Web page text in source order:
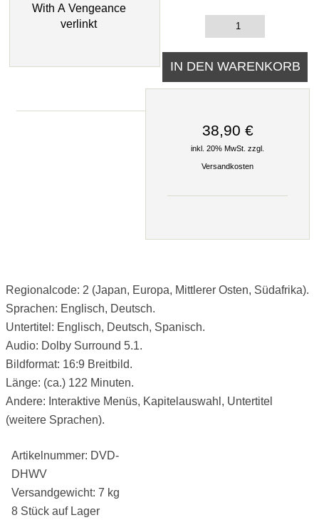
38,90 €
inkl. 20% MwSt. zzgl.
Versandkosten
Regionalcode: 2 (Japan, Europa, Mittlerer Osten, Südafrika).
Sprachen: Englisch, Deutsch.
Untertitel: Englisch, Deutsch, Spanisch.
Audio: Dolby Surround 5.1.
Bildformat: 16:9 Breitbild.
Länge: (ca.) 122 Minuten.
Andere: Interaktive Menüs, Kapitelauswahl, Untertitel
(weitere Sprachen).
Artikelnummer: DVD-
DHWV
Versandgewicht: 7 kg
8 Stück auf Lager